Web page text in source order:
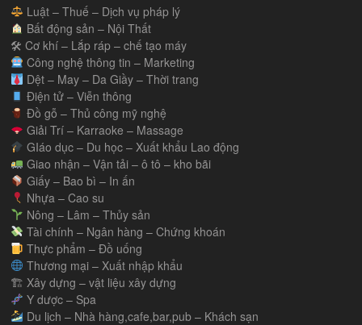
Luật – Thuế – Dịch vụ pháp lý
Bất động sản – Nội Thất
🛠 Cơ khí – Lắp ráp – chế tạo máy
Công nghệ thông tin – Marketing
Dệt – May – Da Giầy – Thời trang
Điện tử – Viễn thông
Đồ gỗ – Thủ công mỹ nghệ
Giải Trí – Karraoke – Massage
GIáo dục – Du học – Xuất khẩu Lao động
Giao nhận – Vận tải – ô tô – kho bãi
Giấy – Bao bì – In ấn
Nhựa – Cao su
Nông – Lâm – Thủy sản
Tài chính – Ngân hàng – Chứng khoán
Thực phẩm – Đồ uống
Thương mại – Xuất nhập khẩu
🏗 Xây dựng – vật liệu xây dựng
Y dược – Spa
Du lịch – Nhà hàng,cafe,bar,pub – Khách sạn